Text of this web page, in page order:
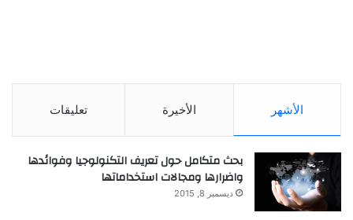
الأشهر الأخيرة تعليقات
بحث متكامل حول تعريف التكنولوجيا وفوائدها
واضرارها ومجالات استخداماتها
ديسمبر 8, 2015